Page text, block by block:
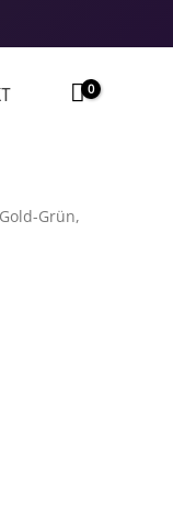
Grün,